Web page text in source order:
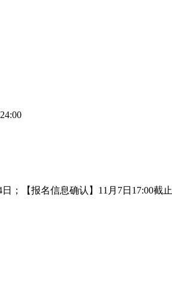
；【报名信息确认】11月7日17:00截止